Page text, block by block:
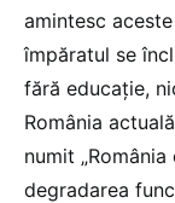
amintesc
împăratul se
fără educație,
România
numit
degradarea